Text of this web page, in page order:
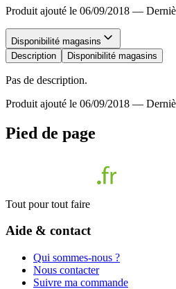
Produit ajouté le 06/09/2018 —
Disponibilité magasins
Description
Disponibilité magasins
Pas de description.
Produit ajouté le 06/09/2018 —
Pied de page
Tout pour tout faire
Aide & contact
Qui sommes-nous ?
Nous contacter
Suivre ma commande